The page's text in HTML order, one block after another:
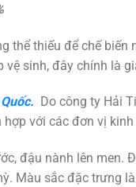
thể thiếu để chế
vệ sinh, đây chính là
Do công ty Hải
với các đơn vị
đậu nành lên men.
Màu sắc đặc trưng